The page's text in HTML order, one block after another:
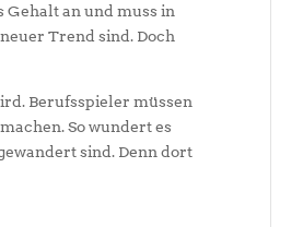
Gehalt an und muss in
Trend sind. Doch
Berufsspieler müssen
So wundert es
sind. Denn dort